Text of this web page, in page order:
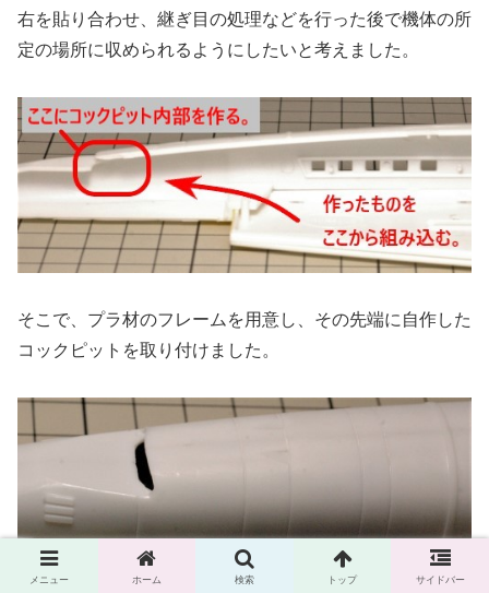
右を貼り合わせ、継ぎ目の処理などを行った後で機体の所
定の場所に収められるようにしたいと考えました。
そこで、プラ材のフレームを用意し、その先端に自作した
コックピットを取り付けました。
メニュー ホーム 検索 トップ サイドバー